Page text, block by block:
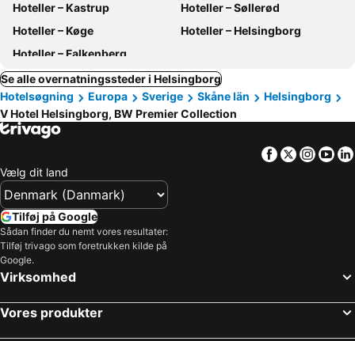
Hoteller – Kastrup
Hoteller – Søllerød
Hoteller – Køge
Hoteller – Helsingborg
Hoteller – Falkenberg
Se alle overnatningssteder i Helsingborg
Hotelsøgning
Europa Sverige Skåne län
Helsingborg
V Hotel Helsingborg, BW Premier Collection
Facebook
Twitter
Vælg dit land
Tilføj på Google
Sådan finder du nemt vores resultater:
Tilføj trivago som foretrukken kilde på
Google.
Virksomhed
Vores produkter